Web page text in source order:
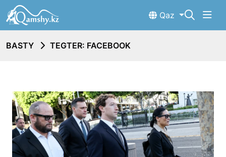
Qaz
BASTY TEGTER: FACEBOOK